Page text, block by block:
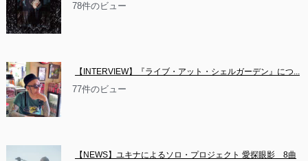
78件のビュー
【INTERVIEW】『ライブ・アット・シェルガーデン』につ...
77件のビュー
【NEWS】ユキナによるソロ・プロジェクト 愛探眼影　8曲